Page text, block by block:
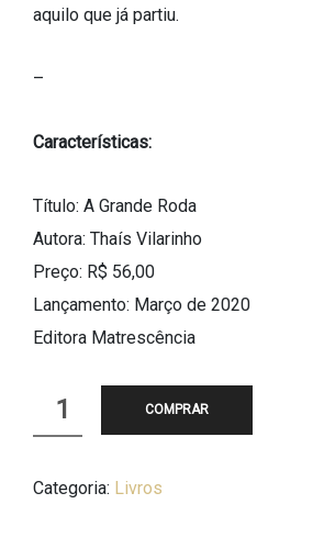
aquilo que já partiu.
–
Características:
Título: A Grande Roda
Autora: Thaís Vilarinho
Preço: R$ 56,00
Lançamento: Março de 2020
Editora Matrescência
Livro
-
grande
COMPRAR
Categoria: Livros